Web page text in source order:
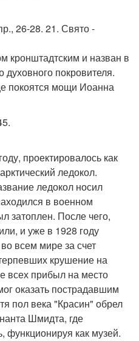
26-28. 21. Свято -
кронштадтским и назван в
духовного покровителя.
покоятся мощи Иоанна
проектировалось как
ледокол.
ледокол носил
в военном
затоплен. После чего,
и уже в 1928 году
всем мире за счет
крушение на
всех прибыл на место
оказать пострадавшим
пол века "Красин" обрел
Шмидта, где
функционируя как музей.